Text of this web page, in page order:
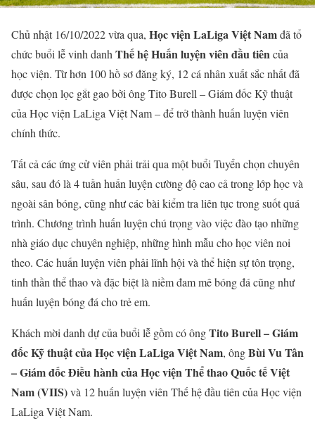
Chủ nhật 16/10/2022 vừa qua, Học viện LaLiga Việt Namđã tổ
chức buổi lễ vinh danh Thế hệ Huấn luyện viên đầu tiêncủa
học viện. Từ hơn 100 hồ sơ đăng ký, 12 cá nhân xuất sắc nhất đã
được chọn lọc gắt gao bởi ông Tito Burell – Giám đốc Kỹ thuật
của Học viện LaLiga Việt Nam – để trở thành huấn luyện viên
chính thức.
Tất cả các ứng cử viên phải trải qua một buổi Tuyển chọn chuyên
sâu, sau đó là 4 tuần huấn luyện cường độ cao cả trong lớp học và
ngoài sân bóng, cũng như các bài kiểm tra liên tục trong suốt quá
trình. Chương trình huấn luyện chú trọng vào việc đào tạo những
nhà giáo dục chuyên nghiệp, những hình mẫu cho học viên noi
theo. Các huấn luyện viên phải lĩnh hội và thể hiện sự tôn trọng,
tinh thần thể thao và đặc biệt là niềm đam mê bóng đá cũng như
huấn luyện bóng đá cho trẻ em.
Khách mời danh dự của buổi lễ gồm có ôngTito Burell – Giám
đốc Kỹ thuật của Học viện LaLiga Việt Nam, ôngBùi Vu Tân
– Giám đốc Điều hành của Học viện Thể thao Quốc tế Việt
Nam (VIIS)và 12 huấn luyện viên Thế hệ đầu tiên của Học viện
LaLiga Việt Nam.